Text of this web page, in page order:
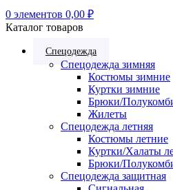
0 элементов 0,00 ₽
Каталог товаров
Спецодежда
Спецодежда зимняя
Костюмы зимние
Куртки зимние
Брюки/
Жилеты
Спецодежда летняя
Костюмы летние
Куртки/Халаты
Брюки/
Спецодежда защитная